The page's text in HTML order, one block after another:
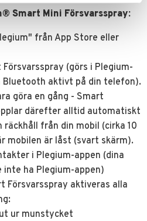
Smart Mini Försvarsspray:
från App Store eller
(görs i Plegium-
Bluetooth aktivt på din telefon).
göra en gång - Smart
därefter alltid automatiskt
räckhåll från din mobil (cirka 10
mobilen är låst (svart skärm).
i Plegium-appen (dina
ha Plegium-appen)
Försvarsspray aktiveras alla
ur munstycket